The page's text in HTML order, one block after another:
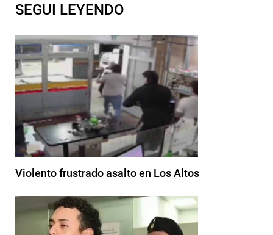
SEGUI LEYENDO
Violento frustrado asalto en Los Altos